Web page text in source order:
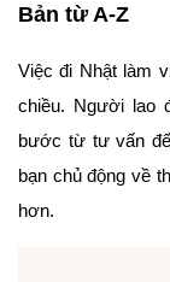
Bản từ A-Z
Việc đi Nhật làm
chiều. Người lao
bước từ tư vấn
bạn chủ động về
hơn.